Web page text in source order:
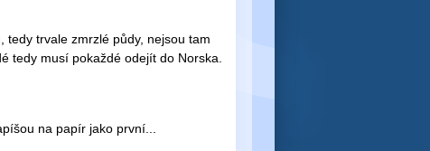
tedy trvale zmrzlé půdy, nejsou tam
tedy musí pokaždé odejít do Norska.
na papír jako první...